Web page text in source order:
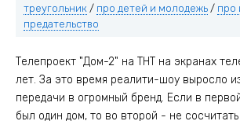
треугольник / про детей и молодежь / про
предательство
Телепроект "Дом-2" на ТНТ на экранах
лет. За это время реалити-шоу выросло
передачи в огромный бренд. Если в
был один дом, то во второй - не